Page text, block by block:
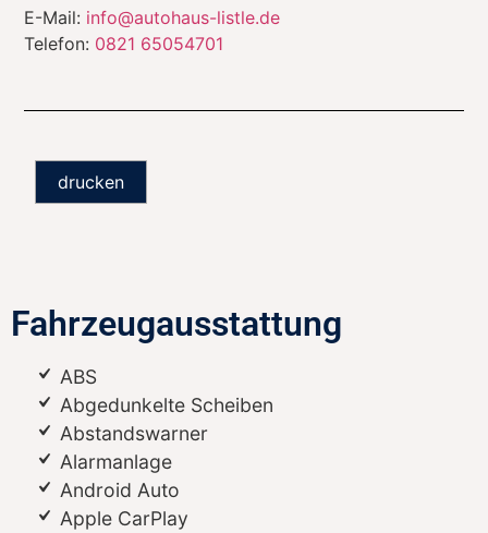
E-Mail: info@autohaus-listle.de
Telefon: 0821 65054701
drucken
Fahrzeugausstattung
ABS
Abgedunkelte Scheiben
Abstandswarner
Alarmanlage
Android Auto
Apple CarPlay